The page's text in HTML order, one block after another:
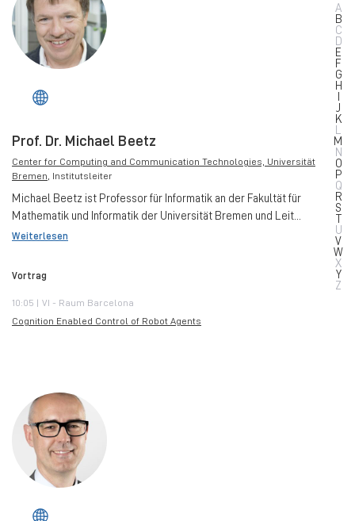
A
B
C
D
E
F
G
H
I
J
K
L
M
N
O
P
Q
R
S
T
U
V
W
X
Y
Z
Prof. Dr. Michael Beetz
Center for Computing and Communication Technologies, Universität
Bremen, Institutsleiter
Michael Beetz ist Professor für Informatik an der Fakultät für
Mathematik und Informatik der Universität Bremen und Leit...
Weiterlesen
Vortrag
10:05 | VI - Raum Barcelona
Cognition Enabled Control of Robot Agents